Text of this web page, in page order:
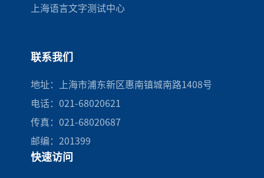
上海语言文字测试中心
联系我们
地址：上海市浦东新区惠南镇城南路1408号
电话：021-68020621
传真：021-68020687
邮编：201399
快速访问